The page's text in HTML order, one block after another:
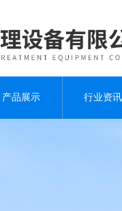
产品展示 行业资讯